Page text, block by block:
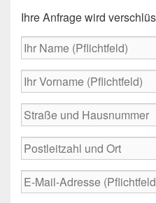
Ihre Anfrage wird